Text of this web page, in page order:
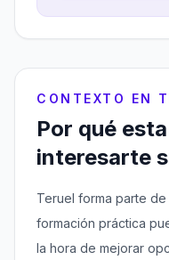
CONTEXTO EN
Por qué
interesarte
Teruel forma parte
formación práctica
la hora de mejorar